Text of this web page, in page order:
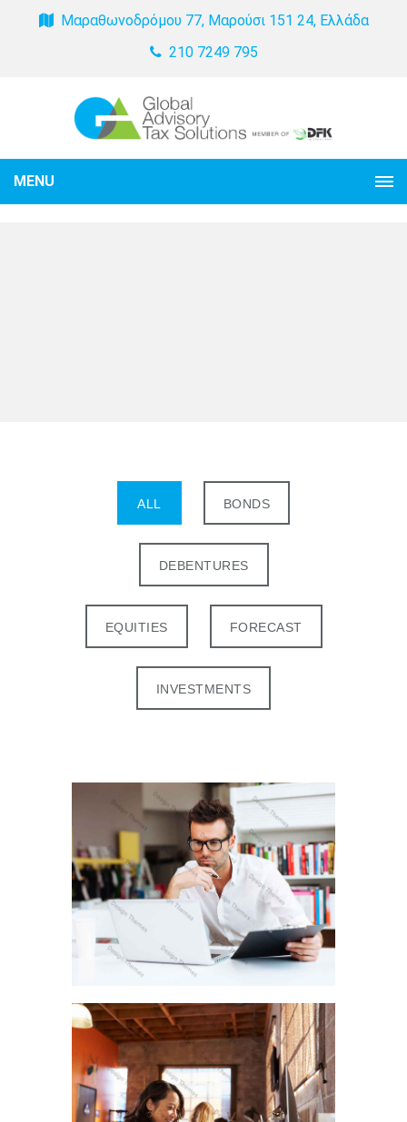
Μαραθωνοδρόμου 77, Μαρούσι 151 24, Ελλάδα
210 7249 795
MENU
ALL BONDS
DEBENTURES
EQUITIES FORECAST
INVESTMENTS